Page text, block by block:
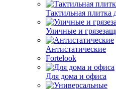
Тактильная плитка
Уличные и
Антистатические
Fortelook
Для дома и офиса